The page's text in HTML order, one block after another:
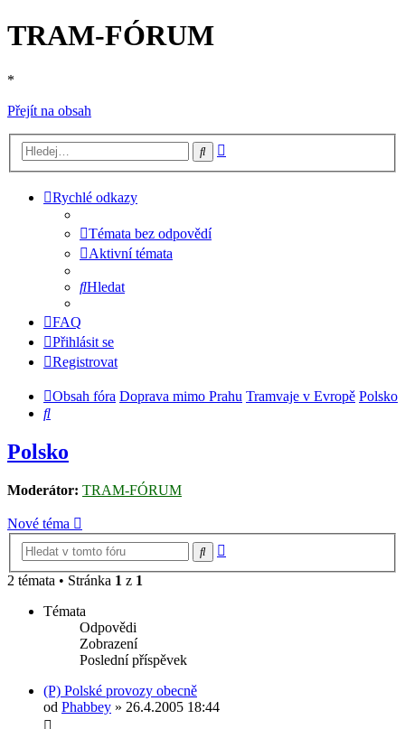
TRAM-FÓRUM
*
Přejít na obsah
Hledat
Rychlé odkazy
Témata bez odpovědí
Aktivní témata
Hledat
FAQ
Přihlásit se
Registrovat
Obsah fóra Doprava mimo Prahu Tramvaje v Evropě Polsko
Hledat
Polsko
Moderátor: TRAM-FÓRUM
Nové téma
Hledat
2 témata • Stránka 1 z 1
Témata
Odpovědi
Zobrazení
Poslední příspěvek
(P) Polské provozy obecně
od Phabbey » 26.4.2005 18:44